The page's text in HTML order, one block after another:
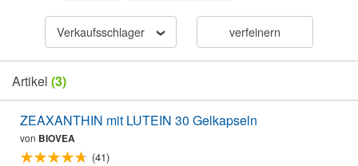
Verkaufsschlager verfeinern
Artikel (3)
ZEAXANTHIN mit LUTEIN 30 Gelkapseln
von BIOVEA
(41)